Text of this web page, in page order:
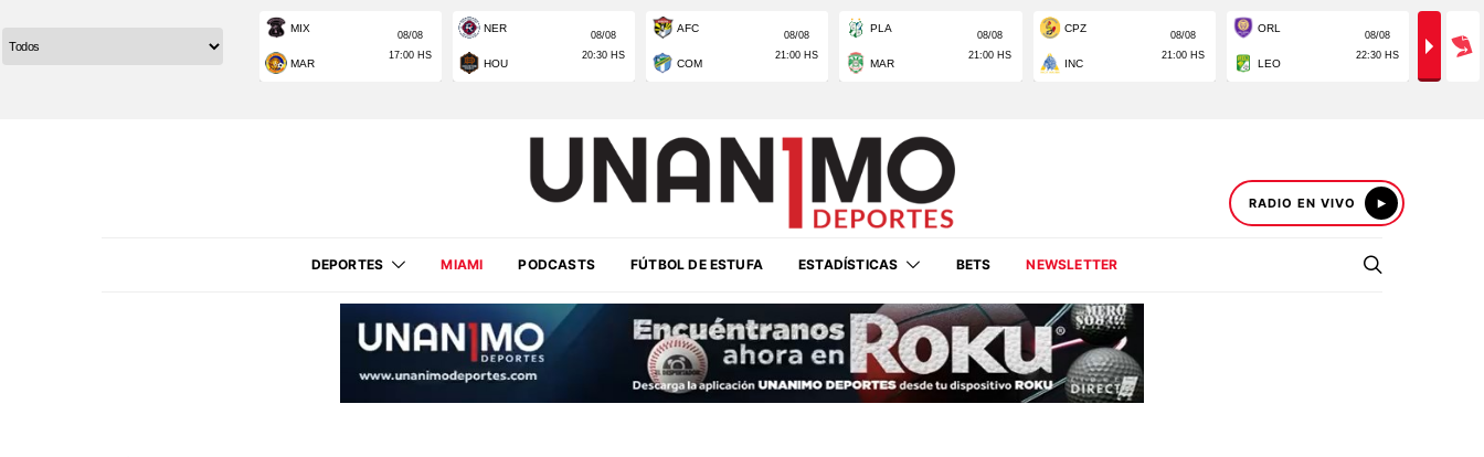
RADIO EN VIVO
DEPORTES MIAMI PODCASTS FÚTBOL DE ESTUFA ESTADÍSTICAS BETS NEWSLETTER